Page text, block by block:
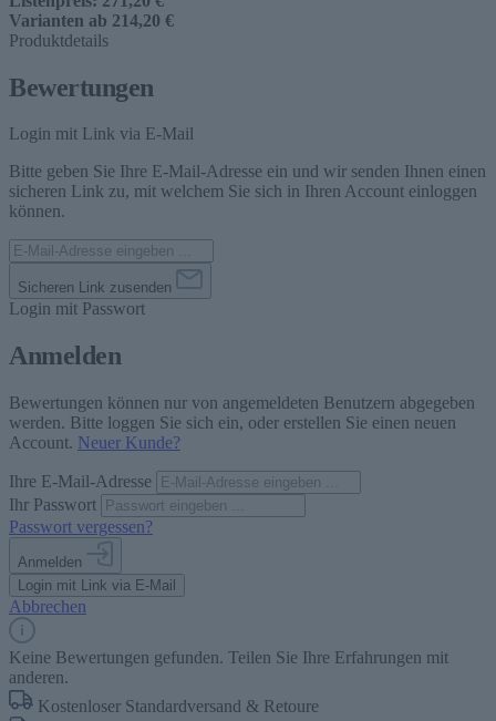
Varianten ab 214,20 €
Produktdetails
Bewertungen
Login mit Link via E-Mail
Bitte geben Sie Ihre E-Mail-Adresse ein und wir senden Ihnen einen
sicheren Link zu, mit welchem Sie sich in Ihren Account einloggen
können.
Sicheren Link zusenden
Login mit Passwort
Anmelden
Bewertungen können nur von angemeldeten Benutzern abgegeben
werden. Bitte loggen Sie sich ein, oder erstellen Sie einen neuen
Account. Neuer Kunde?
Ihre E-Mail-Adresse
Ihr Passwort
Passwort vergessen?
Anmelden
Login mit Link via E-Mail
Abbrechen
Keine Bewertungen gefunden. Teilen Sie Ihre Erfahrungen mit
anderen.
Kostenloser Standardversand & Retoure